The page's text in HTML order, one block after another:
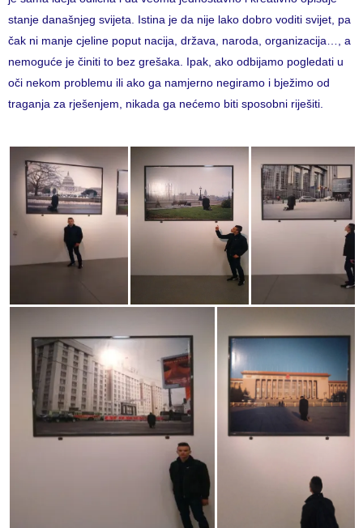
stanje današnjeg svijeta. Istina je da nije lako dobro voditi svijet, pa
čak ni manje cjeline poput nacija, država, naroda, organizacija…, a
nemoguće je činiti to bez grešaka. Ipak, ako odbijamo pogledati u
oči nekom problemu ili ako ga namjerno negiramo i bježimo od
traganja za rješenjem, nikada ga nećemo biti sposobni riješiti.